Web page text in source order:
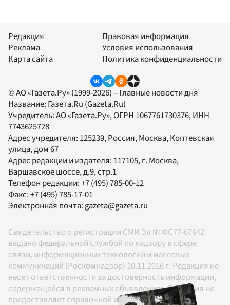
Редакция
Реклама
Карта сайта
Правовая информация
Условия использования
Политика конфиденциальности
© АО «Газета.Ру» (1999-2026) – Главные новости дня
Название: Газета.Ru (Gazeta.Ru)
Учредитель:АО «Газета.Ру», ОГРН 1067761730376, ИНН
7743625728
Адрес учредителя: 125239, Россия, Москва, Коптевская
улица, дом 67
Адрес редакции и издателя: 117105, г. Москва,
Варшавское шоссе, д.9, стр.1
Телефон редакции:+7 (495) 785-00-12
Факс:+7 (495) 785-17-01
Электронная почта:gazeta@gazeta.ru
Свидетельство о регистрации СМИ Эл № ФС77-67642
выдано федеральной службой по надзору в сфере
связи, информационных технологий и массовых
коммуникаций (Роскомнадзор) 10.11.2016 г. Редакция не
несет ответственности за достоверность информации,
содержащейся в рекламных объявлениях. Редакция не
предоставляет справочной информации.